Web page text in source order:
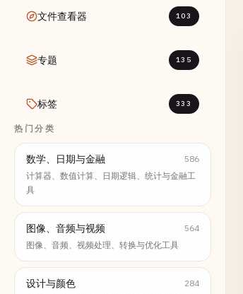
文件查看器 103
专题 135
标签 333
热门分类
数学、日期与金融
586
计算器、数值计算、日期逻辑、统计与金融工
具
图像、音频与视频
564
图像、音频、视频处理、转换与优化工具
设计与颜色
284